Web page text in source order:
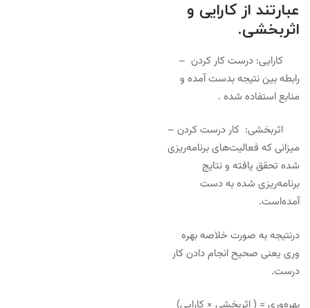
عبارتند از کارایی و
اثربخشی.
کارایی: درست کار کردن –
رابطه بین نتیجه بدست آمده و
منابع استفاده شده .
اثربخشی: کار درست کردن –
میزانی که فعالیت‌های برنامه‌ریزی
شده تحقق یافته و نتایج
برنامه‌ریزی شده به دست
آمده‌است.
درنتیجه به صورت خلاصه بهره
وری یعنی صحیح انجام دادن کار
درست.